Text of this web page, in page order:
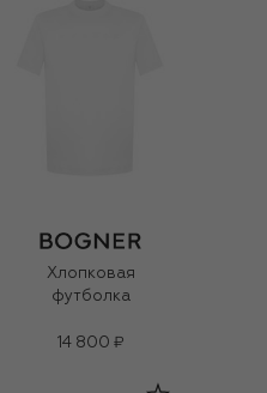
Хлопковая
футболка
14 800 ₽